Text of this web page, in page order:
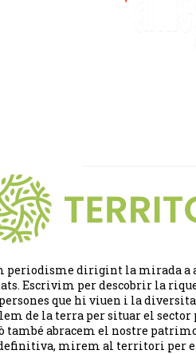
periodisme dirigint la mirada a
Escrivim per descobrir la
que hi viuen i la
de la terra per situar el
també abracem el nostre
mirem al territori per